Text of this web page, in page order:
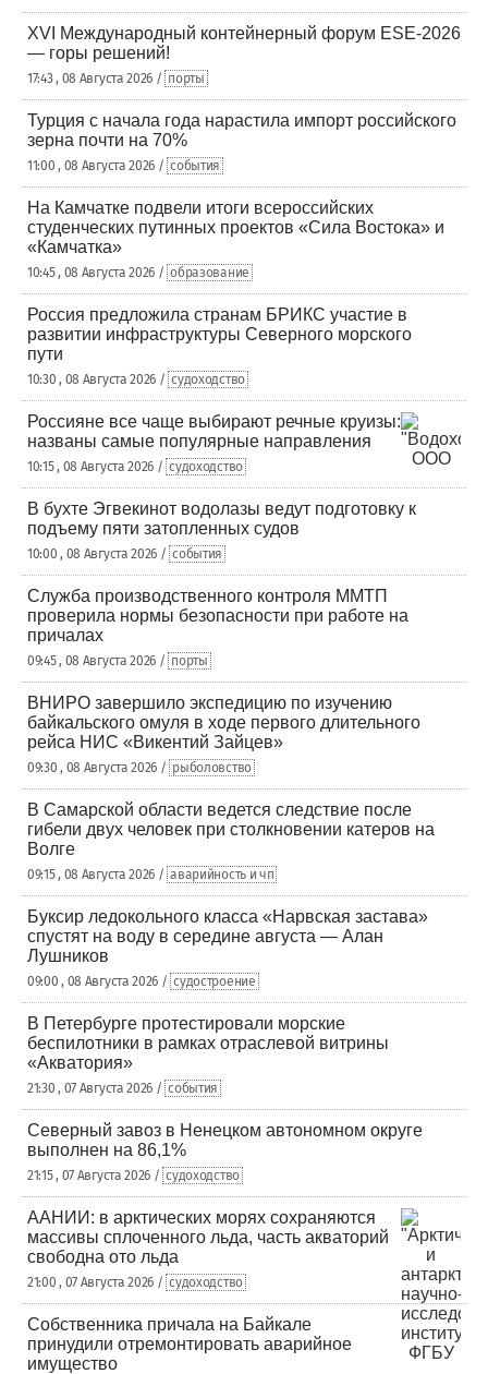
XVI Международный контейнерный форум ESE-2026
— горы решений!
17:43 , 08 Августа 2026 / порты
Турция с начала года нарастила импорт российского
зерна почти на 70%
11:00 , 08 Августа 2026 / события
На Камчатке подвели итоги всероссийских
студенческих путинных проектов «Сила Востока» и
«Камчатка»
10:45 , 08 Августа 2026 / образование
Россия предложила странам БРИКС участие в
развитии инфраструктуры Северного морского
пути
10:30 , 08 Августа 2026 / судоходство
Россияне все чаще выбирают речные круизы:
названы самые популярные направления
10:15 , 08 Августа 2026 / судоходство
В бухте Эгвекинот водолазы ведут подготовку к
подъему пяти затопленных судов
10:00 , 08 Августа 2026 / события
Служба производственного контроля ММТП
проверила нормы безопасности при работе на
причалах
09:45 , 08 Августа 2026 / порты
ВНИРО завершило экспедицию по изучению
байкальского омуля в ходе первого длительного
рейса НИС «Викентий Зайцев»
09:30 , 08 Августа 2026 / рыболовство
В Самарской области ведется следствие после
гибели двух человек при столкновении катеров на
Волге
09:15 , 08 Августа 2026 / аварийность и чп
Буксир ледокольного класса «Нарвская застава»
спустят на воду в середине августа — Алан
Лушников
09:00 , 08 Августа 2026 / судостроение
В Петербурге протестировали морские
беспилотники в рамках отраслевой витрины
«Акватория»
21:30 , 07 Августа 2026 / события
Северный завоз в Ненецком автономном округе
выполнен на 86,1%
21:15 , 07 Августа 2026 / судоходство
ААНИИ: в арктических морях сохраняются
массивы сплоченного льда, часть акваторий
свободна ото льда
21:00 , 07 Августа 2026 / судоходство
Собственника причала на Байкале
принудили отремонтировать аварийное
имущество